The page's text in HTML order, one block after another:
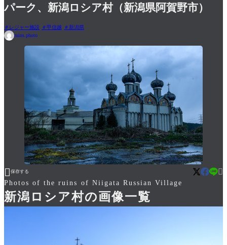
パーク、新潟ロシア村（新潟県阿賀野市）
レジャー施設 甲信越
新潟県
ruins.photo
 保存する 
Photos of the ruins of Niigata Russian Village
新潟ロシア村の画像一覧